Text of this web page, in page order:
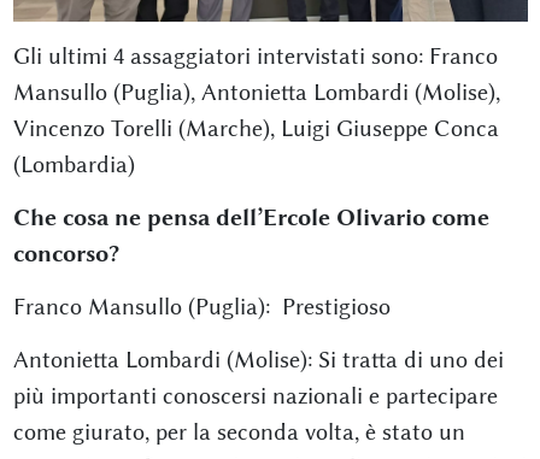
Gli ultimi 4 assaggiatori intervistati sono: Franco
Mansullo (Puglia), Antonietta Lombardi (Molise),
Vincenzo Torelli (Marche), Luigi Giuseppe Conca
(Lombardia)
Che cosa ne pensa dell’Ercole Olivario come
concorso?
Franco Mansullo (Puglia): Prestigioso
Antonietta Lombardi (Molise): Si tratta di uno dei
più importanti conoscersi nazionali e partecipare
come giurato, per la seconda volta, è stato un